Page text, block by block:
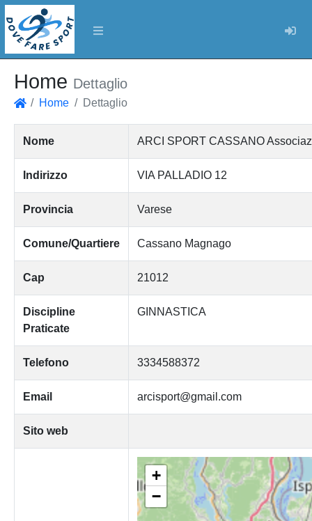
Home Dettaglio
Home Dettaglio
Nome ARCI SPORT CASSANO
Indirizzo VIA PALLADIO 12
Provincia Varese
Comune/Quartiere Cassano Magnago
Cap 21012
Discipline
Praticate
GINNASTICA
Telefono 3334588372
Email arcisport@gmail.com
Sito web
+
−